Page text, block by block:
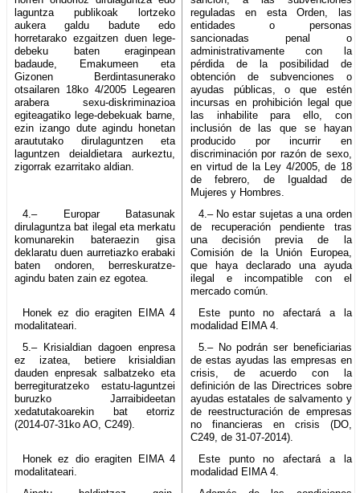
laguntza publikoak lortzeko
aukera galdu badute edo
horretarako ezgaitzen duen lege-
debeku baten eraginpean
badaude, Emakumeen eta
Gizonen Berdintasunerako
otsailaren 18ko 4/2005 Legearen
arabera sexu-diskriminazioa
egiteagatiko lege-debekuak barne,
ezin izango dute agindu honetan
araututako dirulaguntzen eta
laguntzen deialdietara aurkeztu,
zigorrak ezarritako aldian.
reguladas en esta Orden, las
entidades o personas
sancionadas penal o
administrativamente con la
pérdida de la posibilidad de
obtención de subvenciones o
ayudas públicas, o que estén
incursas en prohibición legal que
las inhabilite para ello, con
inclusión de las que se hayan
producido por incurrir en
discriminación por razón de sexo,
en virtud de la Ley 4/2005, de 18
de febrero, de Igualdad de
Mujeres y Hombres.
4.– Europar Batasunak
dirulaguntza bat ilegal eta merkatu
komunarekin bateraezin gisa
deklaratu duen aurretiazko erabaki
baten ondoren, berreskuratze-
agindu baten zain ez egotea.
4.– No estar sujetas a una orden
de recuperación pendiente tras
una decisión previa de la
Comisión de la Unión Europea,
que haya declarado una ayuda
ilegal e incompatible con el
mercado común.
Honek ez dio eragiten EIMA 4
modalitateari.
Este punto no afectará a la
modalidad EIMA 4.
5.– Krisialdian dagoen enpresa
ez izatea, betiere krisialdian
dauden enpresak salbatzeko eta
berregituratzeko estatu-laguntzei
buruzko Jarraibideetan
xedatutakoarekin bat etorriz
(2014-07-31ko AO, C249).
5.– No podrán ser beneficiarias
de estas ayudas las empresas en
crisis, de acuerdo con la
definición de las Directrices sobre
ayudas estatales de salvamento y
de reestructuración de empresas
no financieras en crisis (DO,
C249, de 31-07-2014).
Honek ez dio eragiten EIMA 4
modalitateari.
Este punto no afectará a la
modalidad EIMA 4.